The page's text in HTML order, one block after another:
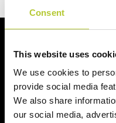
Consent
This website uses
We use cookies to
provide social media
We also share
our social media,
Al vostro